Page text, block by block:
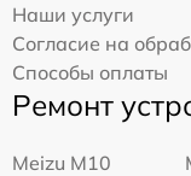
Наши услуги
Согласие на
Способы оплаты
Ремонт
Meizu M10